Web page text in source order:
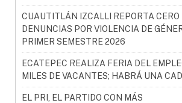
CUAUTITLÁN IZCALLI REPORTA CERO
DENUNCIAS POR VIOLENCIA DE
PRIMER SEMESTRE 2026
ECATEPEC REALIZA FERIA DEL
MILES DE VACANTES; HABRÁ UNA
EL PRI, EL PARTIDO CON MÁS